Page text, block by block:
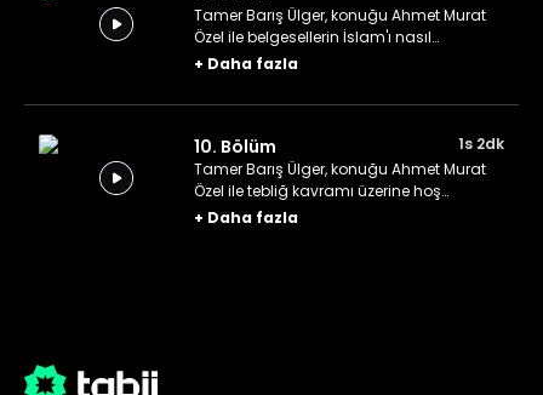
Tamer Barış Ülger, konuğu Ahmet Murat
Özel ile belgesellerin İslam'ı nasıl
anlattıkları üzerine hoş sohbetler ediyor.
+ Daha fazla
10. Bölüm
1s 2dk
Tamer Barış Ülger, konuğu Ahmet Murat
Özel ile tebliğ kavramı üzerine hoş
sohbetler ediyor.
+ Daha fazla